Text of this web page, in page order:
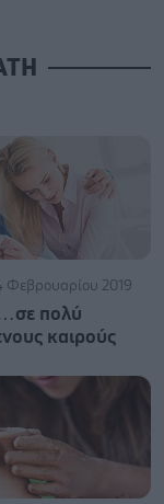
Φεβρουαρίου 2019
πολύ
καιρούς